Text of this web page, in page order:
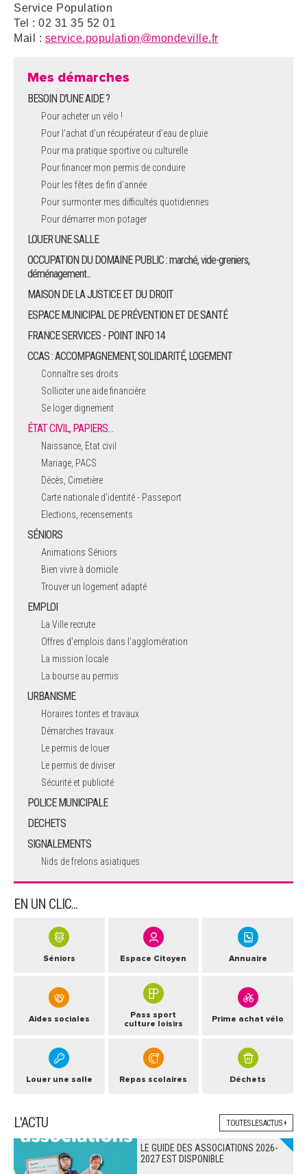
Service Population
Tel : 02 31 35 52 01
Mail : service.population@mondeville.fr
Mes démarches
BESOIN D'UNE AIDE ?
Pour acheter un vélo !
Pour l'achat d’un récupérateur d’eau de pluie
Pour ma pratique sportive ou culturelle
Pour financer mon permis de conduire
Pour les fêtes de fin d'année
Pour surmonter mes difficultés quotidiennes
Pour démarrer mon potager
LOUER UNE SALLE
OCCUPATION DU DOMAINE PUBLIC : marché, vide-greniers,
déménagement...
MAISON DE LA JUSTICE ET DU DROIT
ESPACE MUNICIPAL DE PRÉVENTION ET DE SANTÉ
FRANCE SERVICES - POINT INFO 14
CCAS : ACCOMPAGNEMENT, SOLIDARITÉ, LOGEMENT
Connaître ses droits
Solliciter une aide financière
Se loger dignement
ÉTAT CIVIL, PAPIERS…
Naissance, Etat civil
Mariage, PACS
Décès, Cimetière
Carte nationale d'identité - Passeport
Elections, recensements
SÉNIORS
Animations Séniors
Bien vivre à domicile
Trouver un logement adapté
EMPLOI
La Ville recrute
Offres d'emplois dans l'agglomération
La mission locale
La bourse au permis
URBANISME
Horaires tontes et travaux
Démarches travaux
Le permis de louer
Le permis de diviser
Sécurité et publicité
POLICE MUNICIPALE
DECHETS
SIGNALEMENTS
Nids de frelons asiatiques
EN UN CLIC...
Séniors Espace Citoyen Annuaire
Aides sociales
Pass sport
culture loisirs
Prime achat vélo
Louer une salle Repas scolaires Déchets
L'ACTU TOUTES LES ACTUS +
LE GUIDE DES ASSOCIATIONS 2026-
2027 EST DISPONIBLE